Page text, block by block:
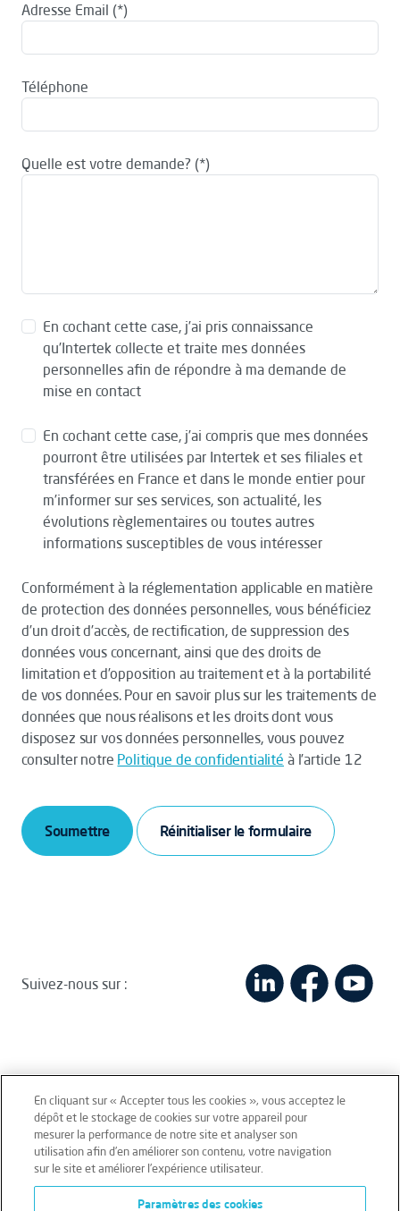
Adresse Email
Téléphone
Quelle est votre demande?
En cochant cette case, j’ai pris connaissance
qu’Intertek collecte et traite mes données
personnelles afin de répondre à ma demande de
mise en contact
En cochant cette case, j’ai compris que mes données
pourront être utilisées par Intertek et ses filiales et
transférées en France et dans le monde entier pour
m’informer sur ses services, son actualité, les
évolutions règlementaires ou toutes autres
informations susceptibles de vous intéresser
Conformément à la réglementation applicable en matière
de protection des données personnelles, vous bénéficiez
d’un droit d’accès, de rectification, de suppression des
données vous concernant, ainsi que des droits de
limitation et d’opposition au traitement et à la portabilité
de vos données. Pour en savoir plus sur les traitements de
données que nous réalisons et les droits dont vous
disposez sur vos données personnelles, vous pouvez
consulter notre Politique de confidentialité à l’article 12
Soumettre
Suivez-nous sur :
Mentions légales
Conditions générales
Données personnelles
En cliquant sur « Accepter tous les cookies », vous acceptez le
dépôt et le stockage de cookies sur votre appareil pour
mesurer la performance de notre site et analyser son
utilisation afin d’en améliorer son contenu, votre navigation
sur le site et améliorer l’expérience utilisateur.
Paramètres des cookies